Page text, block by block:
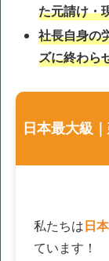
た元請け・
社長自身の
ズに終わら
日本最大級
私たちは日
ています！